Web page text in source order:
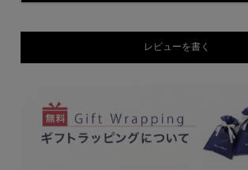
レビューを書く